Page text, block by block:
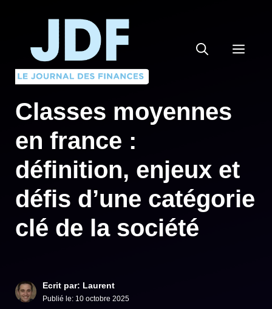
contenu
Classes moyennes
en france :
définition, enjeux et
défis d’une catégorie
clé de la société
Ecrit par: Laurent
Publié le: 10 octobre 2025